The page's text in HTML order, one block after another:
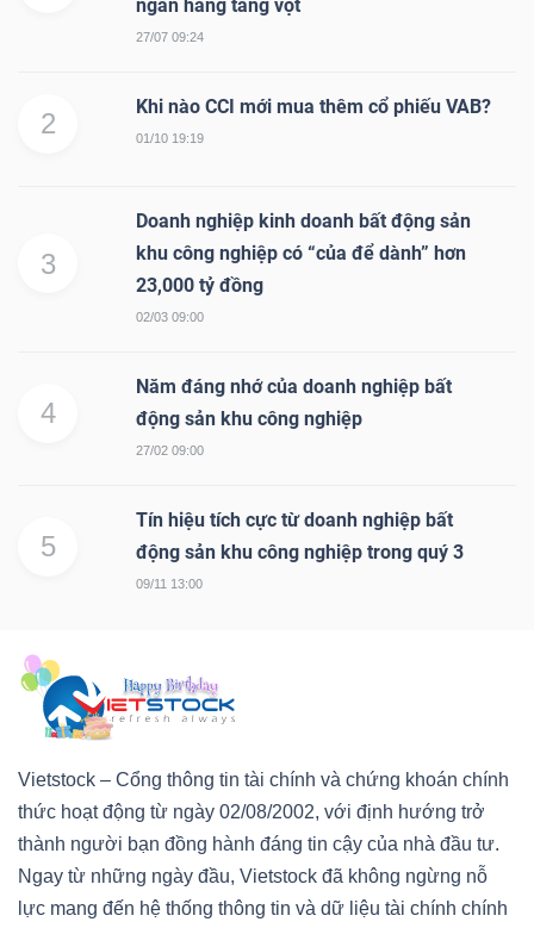
ngân hàng tăng vọt
27/07 09:24
2
Khi nào CCI mới mua thêm cổ phiếu VAB?
01/10 19:19
3
Doanh nghiệp kinh doanh bất động sản
khu công nghiệp có “của để dành” hơn
23,000 tỷ đồng
02/03 09:00
4
Năm đáng nhớ của doanh nghiệp bất
động sản khu công nghiệp
27/02 09:00
5
Tín hiệu tích cực từ doanh nghiệp bất
động sản khu công nghiệp trong quý 3
09/11 13:00
Vietstock – Cổng thông tin tài chính và chứng khoán chính
thức hoạt động từ ngày 02/08/2002, với định hướng trở
thành người bạn đồng hành đáng tin cậy của nhà đầu tư.
Ngay từ những ngày đầu, Vietstock đã không ngừng nỗ
lực mang đến hệ thống thông tin và dữ liệu tài chính chính
Truyền
liệu